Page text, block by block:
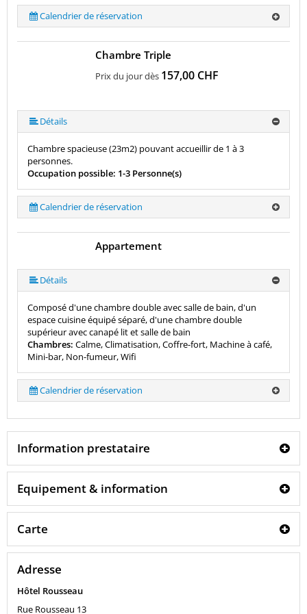
Calendrier de réservation
Chambre Triple
Prix du jour dès 157,00 CHF
Détails
Chambre spacieuse (23m2) pouvant accueillir de 1 à 3
personnes.
Occupation possible: 1-3 Personne(s)
Calendrier de réservation
Appartement
Détails
Composé d'une chambre double avec salle de bain, d'un
espace cuisine équipé séparé, d'une chambre double
supérieur avec canapé lit et salle de bain
Chambres: Calme, Climatisation, Coffre-fort, Machine à café,
Mini-bar, Non-fumeur, Wifi
Calendrier de réservation
Information prestataire
Equipement & information
Carte
Adresse
Hôtel Rousseau
Rue Rousseau 13